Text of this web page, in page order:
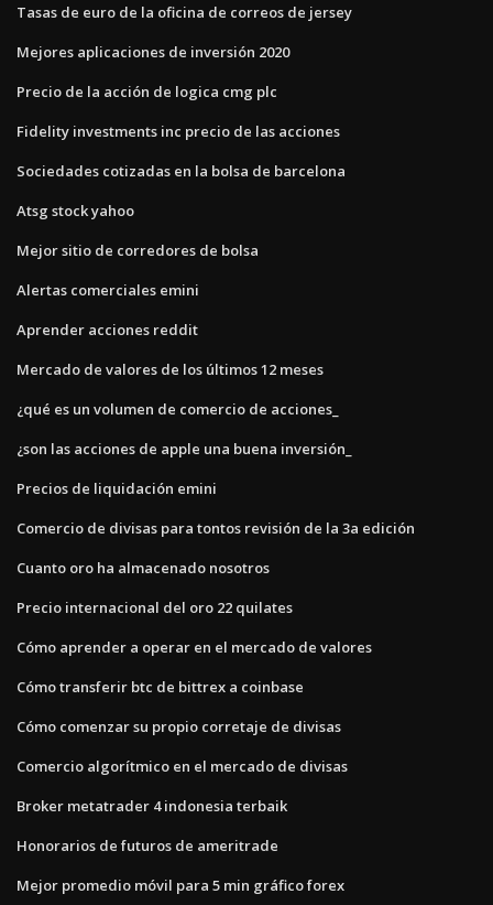
Tasas de euro de la oficina de correos de jersey
Mejores aplicaciones de inversión 2020
Precio de la acción de logica cmg plc
Fidelity investments inc precio de las acciones
Sociedades cotizadas en la bolsa de barcelona
Atsg stock yahoo
Mejor sitio de corredores de bolsa
Alertas comerciales emini
Aprender acciones reddit
Mercado de valores de los últimos 12 meses
¿qué es un volumen de comercio de acciones_
¿son las acciones de apple una buena inversión_
Precios de liquidación emini
Comercio de divisas para tontos revisión de la 3a edición
Cuanto oro ha almacenado nosotros
Precio internacional del oro 22 quilates
Cómo aprender a operar en el mercado de valores
Cómo transferir btc de bittrex a coinbase
Cómo comenzar su propio corretaje de divisas
Comercio algorítmico en el mercado de divisas
Broker metatrader 4 indonesia terbaik
Honorarios de futuros de ameritrade
Mejor promedio móvil para 5 min gráfico forex